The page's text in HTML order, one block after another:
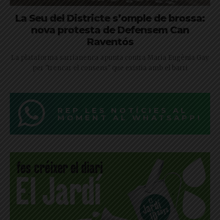
La Seu del Districte s’omple de brossa:
nova protesta de Defensem Can
Raventós
La plataforma sarrianenca apunta contra Maria Eugènia Gay
per "trencar el consens" que existia amb el barri
REP LES NOTÍCIES AL
MOMENT AL WHATSAPP!